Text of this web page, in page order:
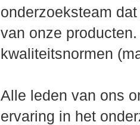
onderzoeksteam
van onze
kwaliteitsnormen
Alle leden van ons
ervaring in het